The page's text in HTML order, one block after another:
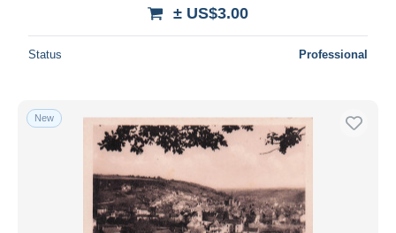
± US$3.00
Status Professional
New